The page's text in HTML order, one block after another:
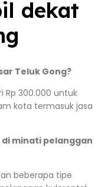
dekat
Teluk Gong?
Rp 300.000 untuk
kota termasuk jasa
minati pelanggan
beberapa tipe